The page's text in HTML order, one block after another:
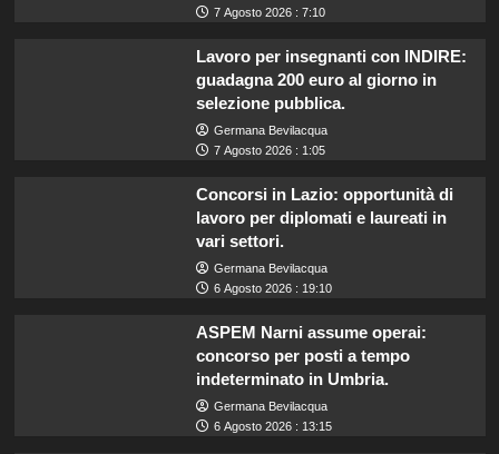
7 Agosto 2026 : 7:10
Lavoro per insegnanti con INDIRE:
guadagna 200 euro al giorno in
selezione pubblica.
Germana Bevilacqua
7 Agosto 2026 : 1:05
Concorsi in Lazio: opportunità di
lavoro per diplomati e laureati in
vari settori.
Germana Bevilacqua
6 Agosto 2026 : 19:10
ASPEM Narni assume operai:
concorso per posti a tempo
indeterminato in Umbria.
Germana Bevilacqua
6 Agosto 2026 : 13:15